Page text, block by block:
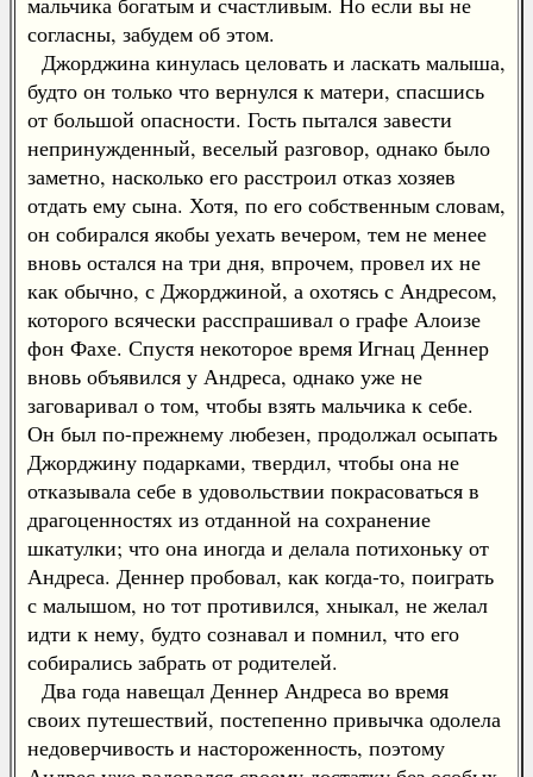
согласны, забудем об этом.
Джорджина кинулась целовать и ласкать малыша,
будто он только что вернулся к матери, спасшись
от большой опасности. Гость пытался завести
непринужденный, веселый разговор, однако было
заметно, насколько его расстроил отказ хозяев
отдать ему сына. Хотя, по его собственным словам,
он собирался якобы уехать вечером, тем не менее
вновь остался на три дня, впрочем, провел их не
как обычно, с Джорджиной, а охотясь с Андресом,
которого всячески расспрашивал о графе Алоизе
фон Фахе. Спустя некоторое время Игнац Деннер
вновь объявился у Андреса, однако уже не
заговаривал о том, чтобы взять мальчика к себе.
Он был по-прежнему любезен, продолжал осыпать
Джорджину подарками, твердил, чтобы она не
отказывала себе в удовольствии покрасоваться в
драгоценностях из отданной на сохранение
шкатулки; что она иногда и делала потихоньку от
Андреса. Деннер пробовал, как когда-то, поиграть
с малышом, но тот противился, хныкал, не желал
идти к нему, будто сознавал и помнил, что его
собирались забрать от родителей.
Два года навещал Деннер Андреса во время
своих путешествий, постепенно привычка одолела
недоверчивость и настороженность, поэтому